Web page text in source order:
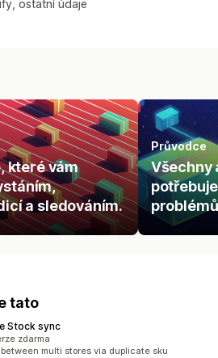
ostatní údaje
které vám
a sledováním.
Průvodce
Všechny
tato
Stock sync
4 zdarma
multi stores via duplicate sku